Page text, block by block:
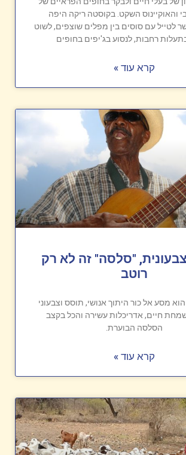
והאוקיינוס השקט. בקוסטה ריקה היפה
לטייל עם סוסים בין מפלים שוצפים, לשוט
רחבות, לנסוע בג'יפים בחופים
קרא עוד »
"סלסה" זה לא רק
רוטב
מסע אל כור היתוך אנושי, תוסס וצבעוני
חיים, אדריכלות עשירה והכל בקצב
הסלסה הבוערת.
קרא עוד »